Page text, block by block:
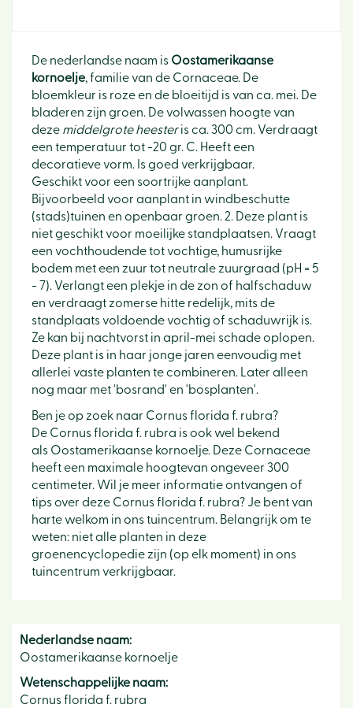
De nederlandse naam is Oostamerikaanse
kornoelje, familie van de Cornaceae. De
bloemkleur is roze en de bloeitijd is van ca. mei. De
bladeren zijn groen. De volwassen hoogte van
deze middelgrote heesteris ca. 300 cm. Verdraagt
een temperatuur tot -20 gr. C. Heeft een
decoratieve vorm. Is goed verkrijgbaar.
Geschikt voor een soortrijke aanplant.
Bijvoorbeeld voor aanplant in windbeschutte
(stads)tuinen en openbaar groen. 2. Deze plant is
niet geschikt voor moeilijke standplaatsen. Vraagt
een vochthoudende tot vochtige, humusrijke
bodem met een zuur tot neutrale zuurgraad (pH = 5
- 7). Verlangt een plekje in de zon of halfschaduw
en verdraagt zomerse hitte redelijk, mits de
standplaats voldoende vochtig of schaduwrijk is.
Ze kan bij nachtvorst in april-mei schade oplopen.
Deze plant is in haar jonge jaren eenvoudig met
allerlei vaste planten te combineren. Later alleen
nog maar met 'bosrand' en 'bosplanten'.
Ben je op zoek naar Cornus florida f. rubra?
De Cornus florida f. rubra is ook wel bekend
als Oostamerikaanse kornoelje. Deze Cornaceae
heeft een maximale hoogtevan ongeveer 300
centimeter. Wil je meer informatie ontvangen of
tips over deze Cornus florida f. rubra? Je bent van
harte welkom in ons tuincentrum. Belangrijk om te
weten: niet alle planten in deze
groenencyclopedie zijn (op elk moment) in ons
tuincentrum verkrijgbaar.
Nederlandse naam:
Oostamerikaanse kornoelje
Wetenschappelijke naam:
Cornus florida f. rubra